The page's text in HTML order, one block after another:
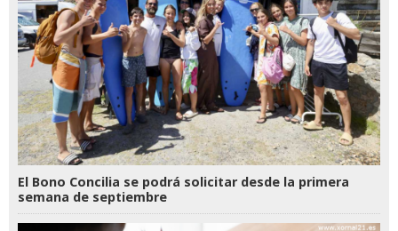
El Bono Concilia se podrá solicitar desde la primera
semana de septiembre